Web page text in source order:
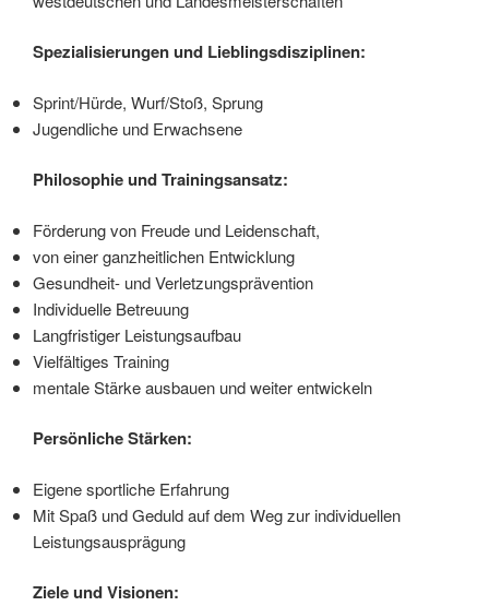
Spezialisierungen und Lieblingsdisziplinen:
Sprint/Hürde, Wurf/Stoß, Sprung
Jugendliche und Erwachsene
Philosophie und Trainingsansatz:
Förderung von Freude und Leidenschaft,
von einer ganzheitlichen Entwicklung
Gesundheit- und Verletzungsprävention
Individuelle Betreuung
Langfristiger Leistungsaufbau
Vielfältiges Training
mentale Stärke ausbauen und weiter entwickeln
Persönliche Stärken:
Eigene sportliche Erfahrung
Mit Spaß und Geduld auf dem Weg zur individuellen
Leistungsausprägung
Ziele und Visionen: